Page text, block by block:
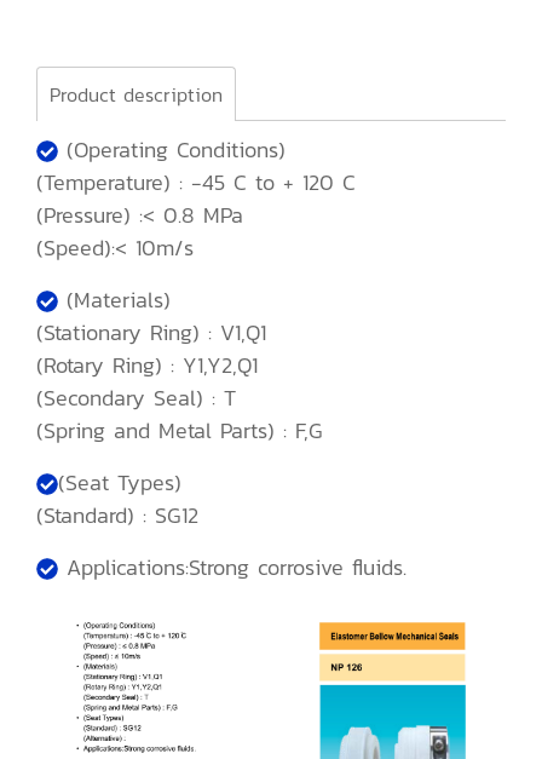
Product description
(Operating Conditions)
(Temperature) : -45 C to + 120 C
(Pressure) :< 0.8 MPa
(Speed):< 10m/s
(Materials)
(Stationary Ring) : V1,Q1
(Rotary Ring) : Y1,Y2,Q1
(Secondary Seal) : T
(Spring and Metal Parts) : F,G
(Seat Types)
(Standard) : SG12
Applications:Strong corrosive fluids.